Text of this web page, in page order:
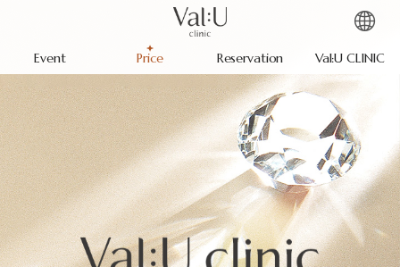
Event Price Reservation Val:U CLINIC